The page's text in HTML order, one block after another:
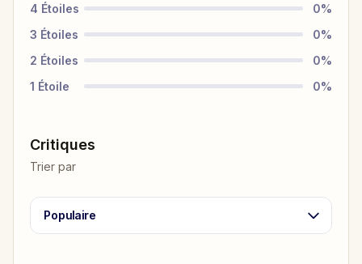
4 Étoiles 0%
3 Étoiles 0%
2 Étoiles 0%
1 Étoile 0%
Critiques
Trier par
Populaire